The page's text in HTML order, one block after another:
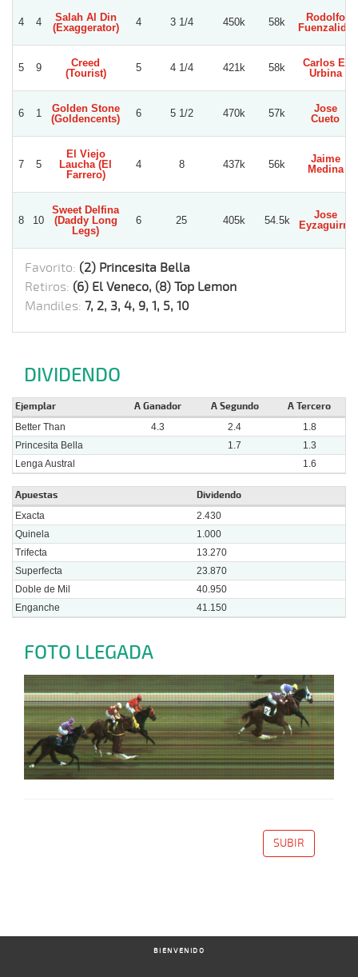
4 4
Salah Al Din
(Exaggerator)
4 3 1/4 450k 58k
Rodolfo
Fuenzalida
5 9
Creed
(Tourist)
5 4 1/4 421k 58k
Carlos E.
Urbina
6 1
Golden Stone
(Goldencents)
6 5 1/2 470k 57k
Jose
Cueto
7 5
El Viejo
Laucha (El
Farrero)
4 8 437k 56k
Jaime
Medina
8 10
Sweet Delfina
(Daddy Long
Legs)
6 25 405k 54.5k
Jose
Eyzaguirre
Favorito: (2) Princesita Bella
Retiros: (6) El Veneco, (8) Top Lemon
Mandiles: 7, 2, 3, 4, 9, 1, 5, 10
DIVIDENDO
Ejemplar A Ganador A Segundo A Tercero
Better Than 4.3 2.4
1.8
Princesita Bella
1.7
1.3
Lenga Austral
1.6
Apuestas Dividendo
Exacta
2.430
Quinela
1.000
Trifecta
13.270
Superfecta
23.870
Doble de Mil
40.950
Enganche
41.150
FOTO LLEGADA
SUBIR
BIENVENIDO